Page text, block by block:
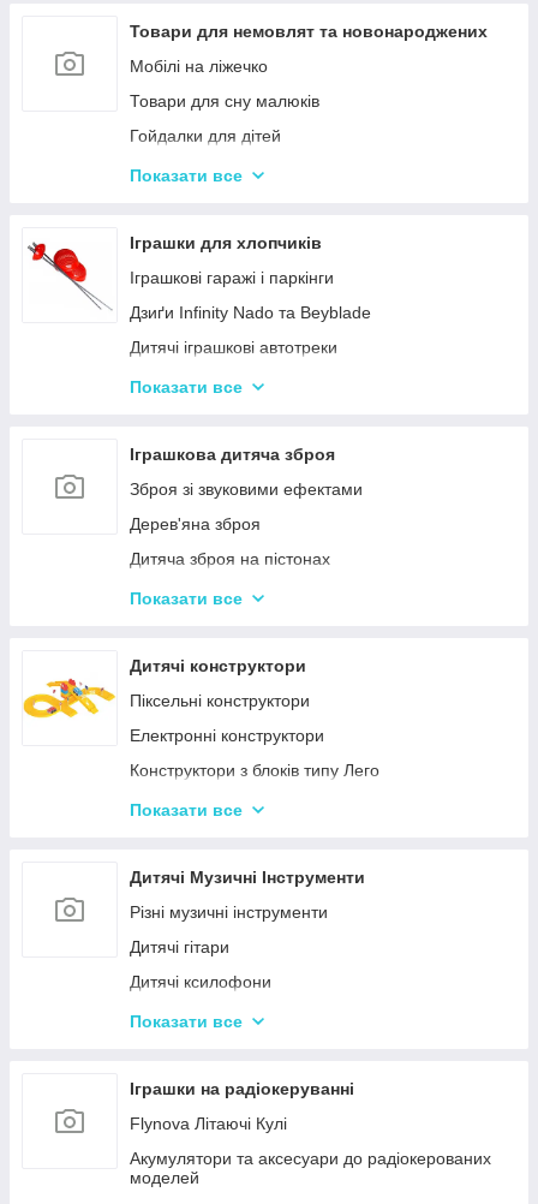
Магнітна риболовля для дітей
Стрибуни для дітей
Книги для дітей початкових класів
Книги для підлітків
Енциклопедії для дітей
Товари для немовлят та новонароджених
Мобілі на ліжечко
Товари для сну малюків
Гойдалки для дітей
Дитячі горщики
Розвиваючі килимки для немовлят
Нічні світильники для немовлят
Дитячий посуд
Дитяча гігієна та догляд
Дитяча безпека
Показати все
Іграшки для хлопчиків
Іграшкові гаражі і паркінги
Дзиґи Infinity Nado та Beyblade
Дитячі іграшкові автотреки
Іграшкова залізниця та потяги
Дитячий іграшковий інструмент
Іграшкові роботи-трансформери
Ігрові рольові набори для хлопчиків
Показати все
Іграшкова дитяча зброя
Зброя зі звуковими ефектами
Дерев'яна зброя
Дитяча зброя на пістонах
Дитячі водяні пістолети, автомати
Дитячі іграшкові луки, стріли, арбалети
Іграшкові пістолети
Дитячі пістолети, гвинтівки з м'якими кулями
Показати все
Дитячі конструктори
Піксельні конструктори
Електронні конструктори
Конструктори з блоків типу Лего
Конструктор для малюків з великими деталями
Тривимірні пазли-конструктори
Металеві конструктори
Показати все
Дитячі Музичні Інструменти
Різні музичні інструменти
Дитячі гітари
Дитячі ксилофони
Дитячі Синтезатори та Піаніно
Показати все
Іграшки на радіокеруванні
Flynova Літаючі Кулі
Акумулятори та аксесуари до радіокерованих
моделей